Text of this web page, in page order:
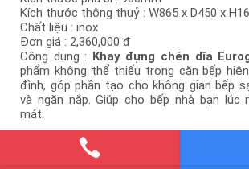
Kích thước thông thuỷ : W865 x D450 x
Chất liệu : inox
Đơn giá : 2,360,000 đ
Công dụng :
Khay đựng chén dĩa
phẩm không thể thiếu trong căn bếp
đình, góp phần tạo cho không gian bếp
và ngăn nắp. Giúp cho bếp nhà bạn lúc
mát.